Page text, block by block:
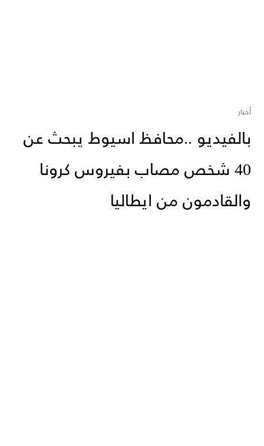
أخبار
بالفيديو ..محافظ اسيوط يبحث عن
40 شخص مصاب بفيروس كرونا
والقادمون من ايطاليا